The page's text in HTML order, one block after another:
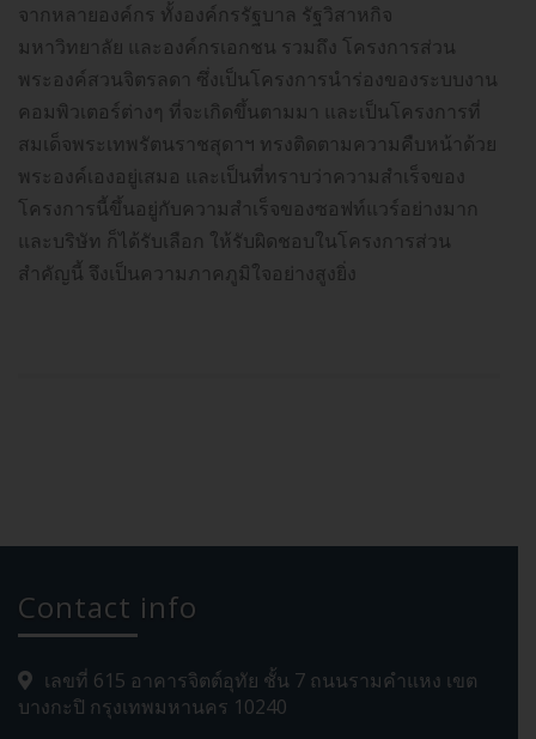
จากหลายองค์กร ทั้งองค์กรรัฐบาล รัฐวิสาหกิจ
มหาวิทยาลัย และองค์กรเอกชน รวมถึง โครงการส่วน
พระองค์สวนจิตรลดา ซึ่งเป็นโครงการนำร่องของระบบงาน
คอมพิวเตอร์ต่างๆ ที่จะเกิดขึ้นตามมา และเป็นโครงการที่
สมเด็จพระเทพรัตนราชสุดาฯ ทรงติดตามความคืบหน้าด้วย
พระองค์เองอยู่เสมอ และเป็นที่ทราบว่าความสำเร็จของ
โครงการนี้ขึ้นอยู่กับความสำเร็จของซอฟท์แวร์อย่างมาก
และบริษัท ก็ได้รับเลือก ให้รับผิดชอบในโครงการส่วน
สำคัญนี้ จึงเป็นความภาคภูมิใจอย่างสูงยิ่ง
Contact info
เลขที่ 615 อาคารจิตต์อุทัย ชั้น 7 ถนนรามคำแหง เขต
บางกะปิ กรุงเทพมหานคร 10240